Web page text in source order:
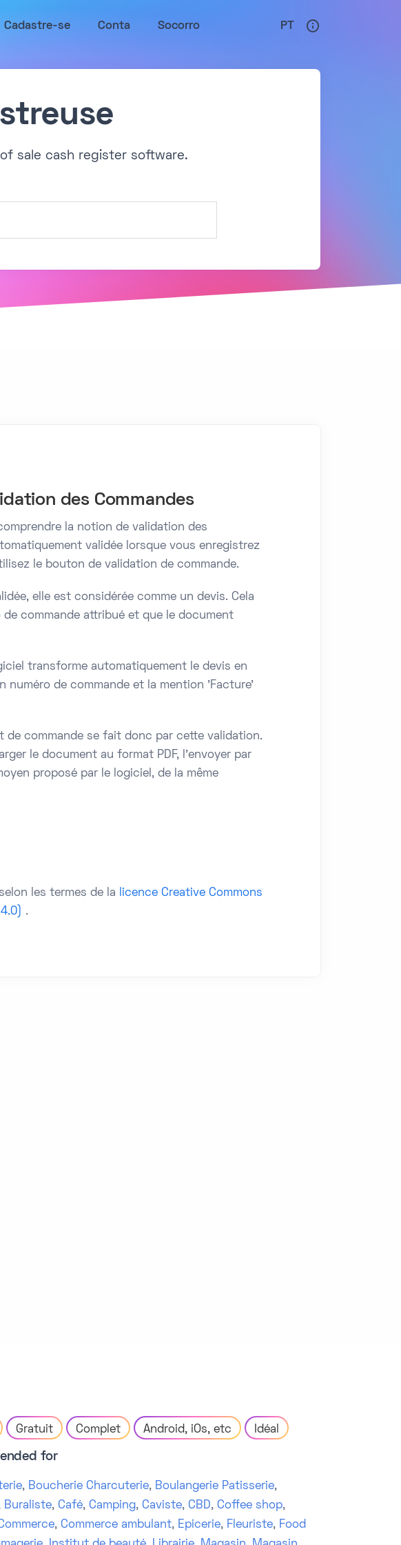
Cadastre-se Conta Socorro PT
sale cash register software.
des Commandes
la notion de validation des
validée lorsque vous enregistrez
le bouton de validation de commande.
elle est considérée comme un devis. Cela
commande attribué et que le document
transforme automatiquement le devis en
numéro de commande et la mention 'Facture'
de commande se fait donc par cette validation.
le document au format PDF, l'envoyer par
proposé par le logiciel, de la même
les termes de la
licence Creative Commons
.
Gratuit Complet Android, iOs, etc Idéal
for
, Boucherie Charcuterie, Boulangerie Patisserie,
Buraliste, Café, Camping, Caviste, CBD, Coffee shop,
, Commerce ambulant, Epicerie, Fleuriste, Food